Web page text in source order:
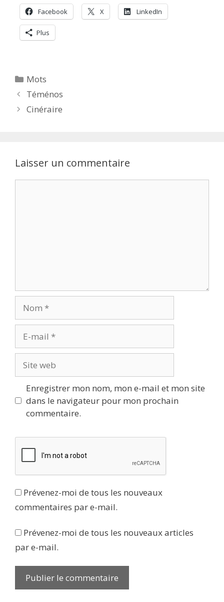
Facebook X LinkedIn
Plus
Catégories
Mots
Téménos
Cinéraire
Laisser un commentaire
mail
web
Enregistrer mon nom, mon e-mail et mon site
dans le navigateur pour mon prochain
commentaire.
Prévenez-moi de tous les nouveaux
commentaires par e-mail.
Prévenez-moi de tous les nouveaux articles
par e-mail.